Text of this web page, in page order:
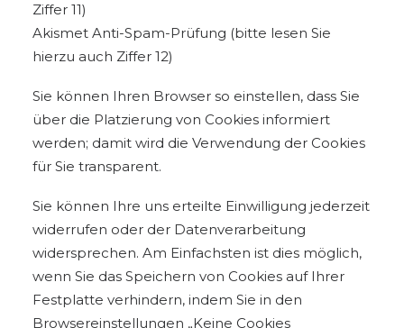
Ziffer 11)
Akismet Anti-Spam-Prüfung (bitte lesen Sie
hierzu auch Ziffer 12)
Sie können Ihren Browser so einstellen, dass Sie
über die Platzierung von Cookies informiert
werden; damit wird die Verwendung der Cookies
für Sie transparent.
Sie können Ihre uns erteilte Einwilligung jederzeit
widerrufen oder der Datenverarbeitung
widersprechen. Am Einfachsten ist dies möglich,
wenn Sie das Speichern von Cookies auf Ihrer
Festplatte verhindern, indem Sie in den
Browsereinstellungen „Keine Cookies